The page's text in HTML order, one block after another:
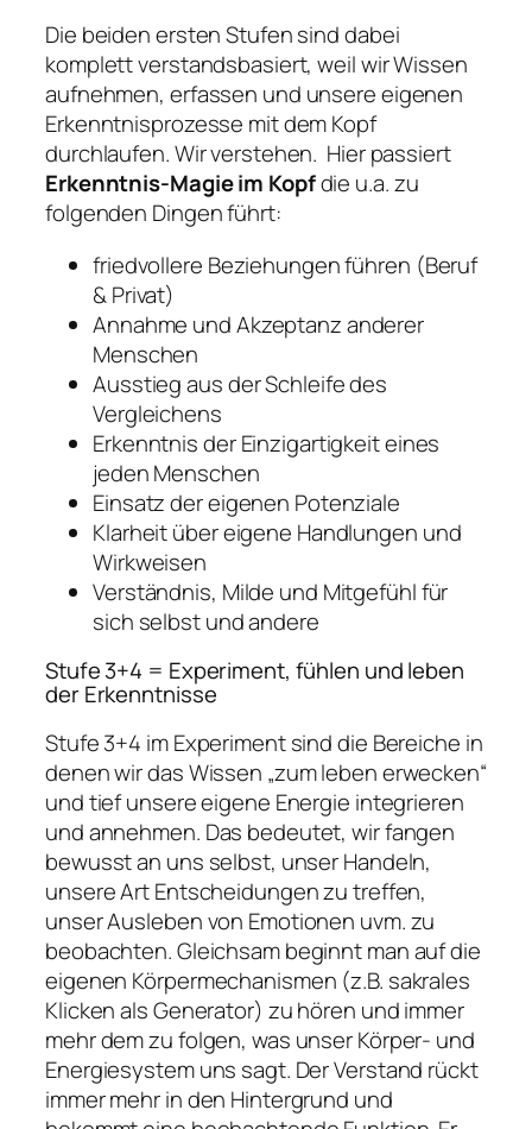
Die beiden ersten Stufen sind dabei
komplett verstandsbasiert, weil wir Wissen
aufnehmen, erfassen und unsere eigenen
Erkenntnisprozesse mit dem Kopf
durchlaufen. Wir verstehen. Hier passiert
Erkenntnis-Magie im Kopfdie u.a. zu
folgenden Dingen führt:
friedvollere Beziehungen führen (Beruf
& Privat)
Annahme und Akzeptanz anderer
Menschen
Ausstieg aus der Schleife des
Vergleichens
Erkenntnis der Einzigartigkeit eines
jeden Menschen
Einsatz der eigenen Potenziale
Klarheit über eigene Handlungen und
Wirkweisen
Verständnis, Milde und Mitgefühl für
sich selbst und andere
Stufe 3+4 = Experiment, fühlen und leben
der Erkenntnisse
Stufe 3+4 im Experiment sind die Bereiche in
denen wir das Wissen „zum leben erwecken“
und tief unsere eigene Energie integrieren
und annehmen. Das bedeutet, wir fangen
bewusst an uns selbst, unser Handeln,
unsere Art Entscheidungen zu treffen,
unser Ausleben von Emotionen uvm. zu
beobachten. Gleichsam beginnt man auf die
eigenen Körpermechanismen (z.B. sakrales
Klicken als Generator) zu hören und immer
mehr dem zu folgen, was unser Körper- und
Energiesystem uns sagt. Der Verstand rückt
immer mehr in den Hintergrund und